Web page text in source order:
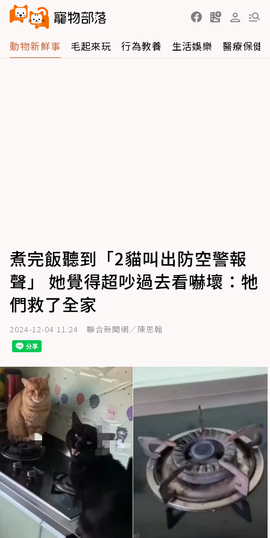
動物新鮮事 毛起來玩 行為教養 生活娛樂 醫療保健
煮完飯聽到「2貓叫出防空警報
聲」 她覺得超吵過去看嚇壞：牠
們救了全家
2024-12-04 11:24 聯合新聞網／陳思翰